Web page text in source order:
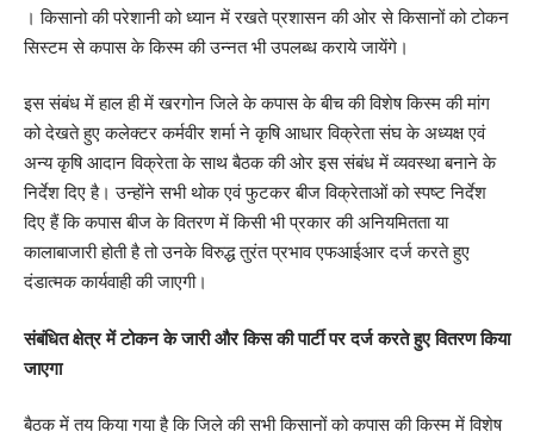
। किसानो की परेशानी को ध्यान में रखते प्रशासन की ओर से किसानों को टोकन
सिस्टम से कपास के किस्म की उन्नत भी उपलब्ध कराये जायेंगे।
इस संबंध में हाल ही में खरगोन जिले के कपास के बीच की विशेष किस्म की मांग
को देखते हुए कलेक्टर कर्मवीर शर्मा ने कृषि आधार विक्रेता संघ के अध्यक्ष एवं
अन्य कृषि आदान विक्रेता के साथ बैठक की ओर इस संबंध में व्यवस्था बनाने के
निर्देश दिए है। उन्होंने सभी थोक एवं फुटकर बीज विक्रेताओं को स्पष्ट निर्देश
दिए हैं कि कपास बीज के वितरण में किसी भी प्रकार की अनियमितता या
कालाबाजारी होती है तो उनके विरुद्ध तुरंत प्रभाव एफआईआर दर्ज करते हुए
दंडात्मक कार्यवाही की जाएगी।
संबंधित क्षेत्र में टोकन के जारी और किस की पार्टी पर दर्ज करते हुए वितरण किया
जाएगा
बैठक में तय किया गया है कि जिले की सभी किसानों को कपास की किस्म में विशेष